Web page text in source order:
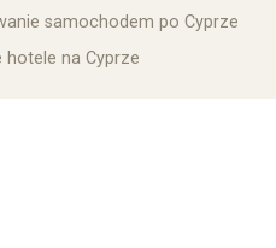
samochodem po Cyprze
hotele na Cyprze